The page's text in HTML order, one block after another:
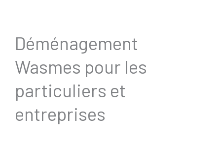
Déménagement
Wasmes pour les
particuliers et
entreprises